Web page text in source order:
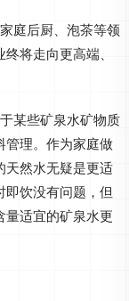
庭后厨、泡茶等领
将走向更高端、
某些矿泉水矿物质
管理。作为家庭做
天然水无疑是更适
饮没有问题，但
量适宜的矿泉水更